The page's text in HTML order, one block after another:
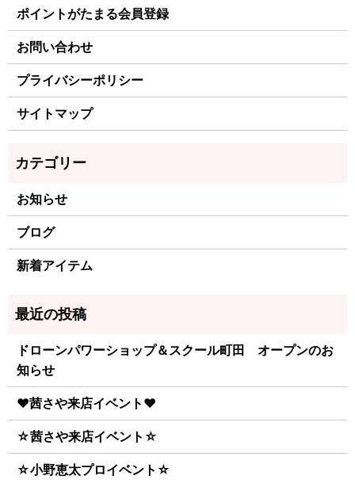
ポイントがたまる会員登録
お問い合わせ
プライバシーポリシー
サイトマップ
お知らせ
ブログ
新着アイテム
ドローンパワーショップ＆スクール町田 オープンのお
知らせ
♥茜さや来店イベント♥
☆茜さや来店イベント☆
☆小野恵太プロイベント☆